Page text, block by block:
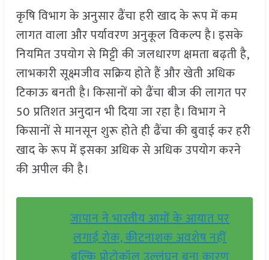
कृषि विभाग के अनुसार ढैंचा हरी खाद के रूप में कम
लागत वाला और पर्यावरण अनुकूल विकल्प है। इसके
नियमित उपयोग से मिट्टी की जलधारण क्षमता बढ़ती है,
लाभकारी सूक्ष्मजीव सक्रिय होते हैं और खेती अधिक
टिकाऊ बनती है। किसानों को ढैंचा बीज की लागत पर
50 प्रतिशत अनुदान भी दिया जा रहा है। विभाग ने
किसानों से मानसून शुरू होते ही ढैंचा की बुवाई कर हरी
खाद के रूप में इसका अधिक से अधिक उपयोग करने
की अपील की है।
जापान ने भारतीय आमों के आयात पर
लगाई रोक, कीटनाशक अवशेष नहीं